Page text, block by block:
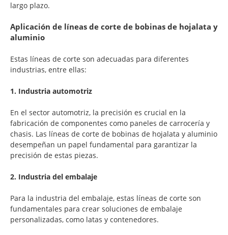
largo plazo.
Aplicación de líneas de corte de bobinas de hojalata y
aluminio
Estas líneas de corte son adecuadas para diferentes
industrias, entre ellas:
1. Industria automotriz
En el sector automotriz, la precisión es crucial en la
fabricación de componentes como paneles de carrocería y
chasis. Las líneas de corte de bobinas de hojalata y aluminio
desempeñan un papel fundamental para garantizar la
precisión de estas piezas.
2. Industria del embalaje
Para la industria del embalaje, estas líneas de corte son
fundamentales para crear soluciones de embalaje
personalizadas, como latas y contenedores.